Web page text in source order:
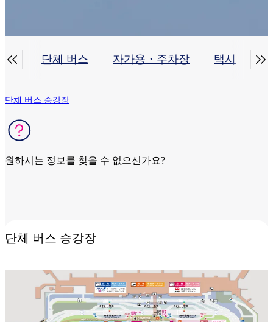
스 단체 버스 자가용・주차장 택시
 
단체 버스 승강장
원하시는 정보를 찾을 수 없으신가요?
단체 버스 승강장